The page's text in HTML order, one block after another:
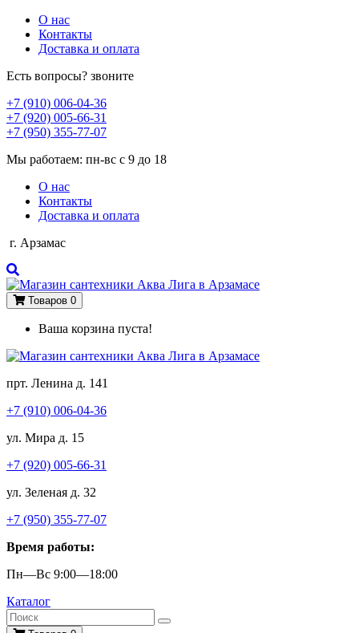
О нас
Контакты
Доставка и оплата
Есть вопросы? звоните
+7 (910) 006-04-36
+7 (920) 005-66-31
+7 (950) 355-77-07
Мы работаем: пн-вс с 9 до 18
О нас
Контакты
Доставка и оплата
г. Арзамас
Товаров 0
Ваша корзина пуста!
прт. Ленина д. 141
+7 (910) 006-04-36
ул. Мира д. 15
+7 (920) 005-66-31
ул. Зеленая д. 32
+7 (950) 355-77-07
Время работы:
Пн—Вс 9:00—18:00
Каталог